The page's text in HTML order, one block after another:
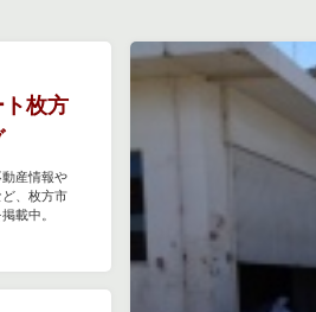
枚方
産情報や
、枚方市
載中。